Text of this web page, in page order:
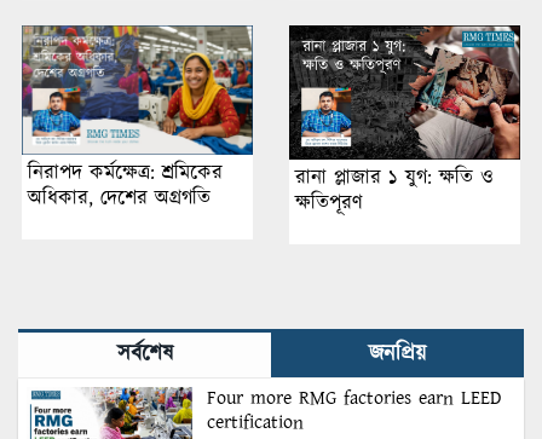
নিরাপদ কর্মক্ষেত্র: শ্রমিকের
অধিকার, দেশের অগ্রগতি
রানা প্লাজার ১ যুগ: ক্ষতি ও
ক্ষতিপূরণ
সর্বশেষ জনপ্রিয়
Four more RMG factories earn LEED
certification